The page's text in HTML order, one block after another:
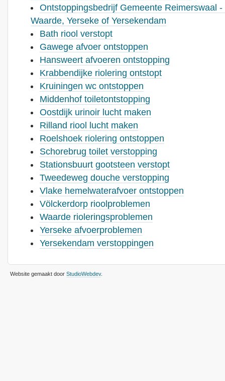
Ontstoppingsbedrijf Gemeente Reimerswaal
Waarde, Yerseke of Yersekendam
Bath riool verstopt
Gawege afvoer ontstoppen
Hansweert afvoeren ontstopping
Krabbendijke riolering ontstopt
Kruiningen wc ontstoppen
Middenhof toiletontstopping
Oostdijk urinoir lucht maken
Rilland riool lucht maken
Roelshoek riolering ontstoppen
Schorebrug toilet verstopping
Stationsbuurt gootsteen verstopt
Tweedeweg douche verstopping
Vlake hemelwaterafvoer ontstoppen
Völckerdorp rioolproblemen
Waarde rioleringsproblemen
Yerseke afvoerproblemen
Yersekendam verstoppingen
Website gemaakt door StudioWebdev.